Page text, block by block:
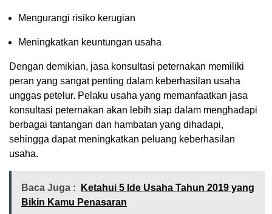
Mengurangi risiko kerugian
Meningkatkan keuntungan usaha
Dengan demikian, jasa konsultasi peternakan memiliki
peran yang sangat penting dalam keberhasilan usaha
unggas petelur. Pelaku usaha yang memanfaatkan jasa
konsultasi peternakan akan lebih siap dalam menghadapi
berbagai tantangan dan hambatan yang dihadapi,
sehingga dapat meningkatkan peluang keberhasilan
usaha.
Baca Juga :
Ketahui 5 Ide Usaha Tahun 2019 yang
Bikin Kamu Penasaran